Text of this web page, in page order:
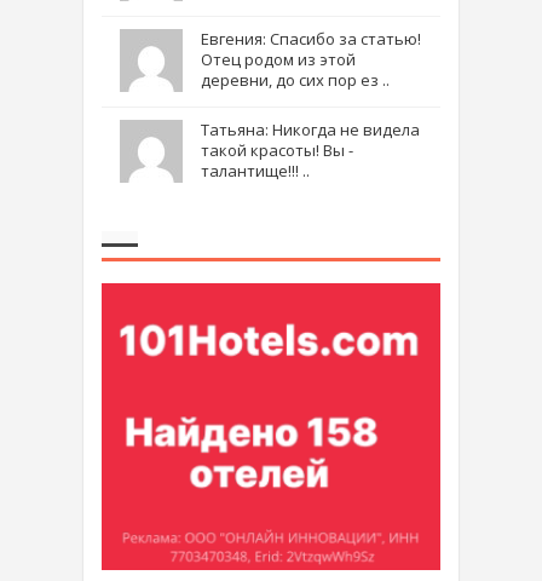
Евгения: Спасибо за статью!
Отец родом из этой
деревни, до сих пор ез ..
Татьяна: Никогда не видела
такой красоты! Вы -
талантище!!! ..